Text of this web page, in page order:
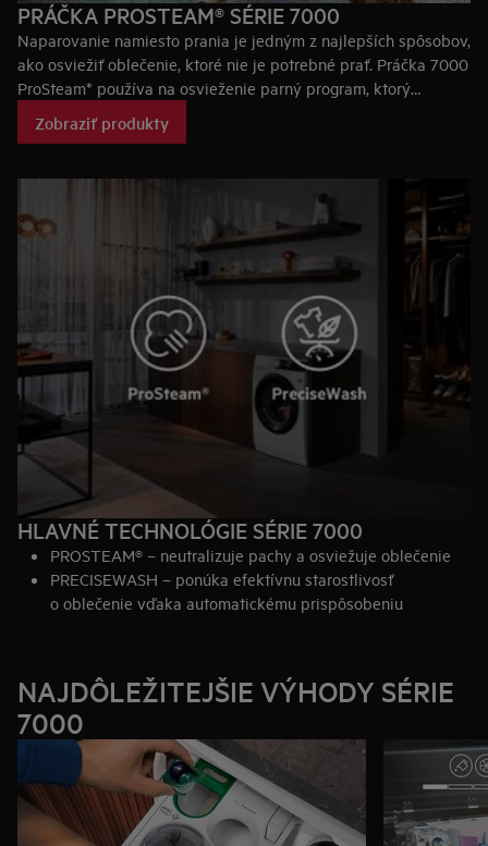
PRÁČKA PROSTEAM® SÉRIE 7000
Naparovanie namiesto prania je jedným z najlepších spôsobov,
ako osviežiť oblečenie, ktoré nie je potrebné prať. Práčka 7000
ProSteam* používa na osvieženie parný program, ktorý
Zobraziť produkty
HLAVNÉ TECHNOLÓGIE SÉRIE 7000
PROSTEAM® – neutralizuje pachy a osviežuje oblečenie
PRECISEWASH – ponúka efektívnu starostlivosť
o oblečenie vďaka automatickému prispôsobeniu
NAJDÔLEŽITEJŠIE VÝHODY SÉRIE
7000